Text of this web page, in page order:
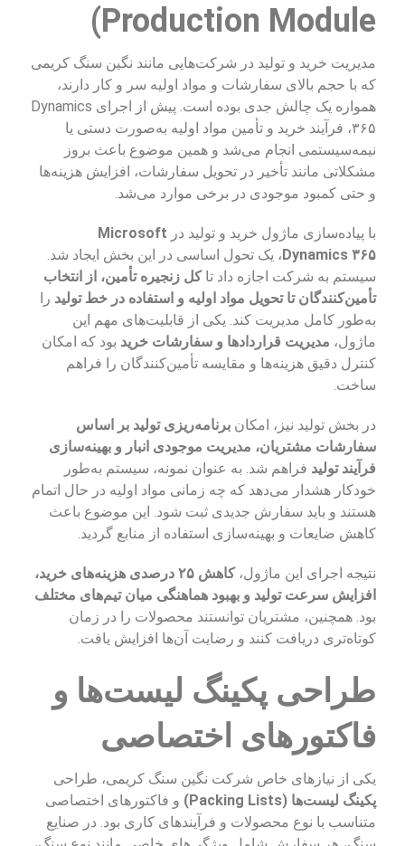
Production Module)
مدیریت خرید و تولید در شرکت‌هایی مانند نگین سنگ کریمی
که با حجم بالای سفارشات و مواد اولیه سر و کار دارند،
همواره یک چالش جدی بوده است. پیش از اجرای Dynamics
۳۶۵، فرآیند خرید و تأمین مواد اولیه به‌صورت دستی یا
نیمه‌سیستمی انجام می‌شد و همین موضوع باعث بروز
مشکلاتی مانند تأخیر در تحویل سفارشات، افزایش هزینه‌ها
و حتی کمبود موجودی در برخی موارد می‌شد.
با پیاده‌سازی ماژول خرید و تولید در Microsoft
Dynamics ۳۶۵، یک تحول اساسی در این بخش ایجاد شد.
سیستم به شرکت اجازه داد تاکل زنجیره تأمین، از انتخاب
تأمین‌کنندگان تا تحویل مواد اولیه و استفاده در خط تولید را
به‌طور کامل مدیریت کند. یکی از قابلیت‌های مهم این
ماژول، مدیریت قراردادها و سفارشات خرید بود که امکان
کنترل دقیق هزینه‌ها و مقایسه تأمین‌کنندگان را فراهم
ساخت.
در بخش تولید نیز، امکانبرنامه‌ریزی تولید بر اساس
سفارشات مشتریان، مدیریت موجودی انبار و بهینه‌سازی
فرآیند تولید فراهم شد. به عنوان نمونه، سیستم به‌طور
خودکار هشدار می‌دهد که چه زمانی مواد اولیه در حال اتمام
هستند و باید سفارش جدیدی ثبت شود. این موضوع باعث
کاهش ضایعات و بهینه‌سازی استفاده از منابع گردید.
نتیجه اجرای این ماژول،
کاهش ۲۵ درصدی هزینه‌های خرید،
افزایش سرعت تولید و بهبود هماهنگی میان تیم‌های مختلف
بود. همچنین، مشتریان توانستند محصولات را در زمان
کوتاه‌تری دریافت کنند و رضایت آن‌ها افزایش یافت.
طراحی پکینگ لیست‌ها و
فاکتورهای اختصاصی
یکی از نیازهای خاص شرکت نگین سنگ کریمی، طراحی
پکینگ لیست‌ها (Packing Lists)
و فاکتورهای اختصاصی
متناسب با نوع محصولات و فرآیندهای کاری بود. در صنایع